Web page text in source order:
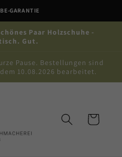
GARANTIE
Paar Holzschuhe -
Gut.
Pause. Bestellungen sind
10.08.2026 bearbeitet.
Warenkorb